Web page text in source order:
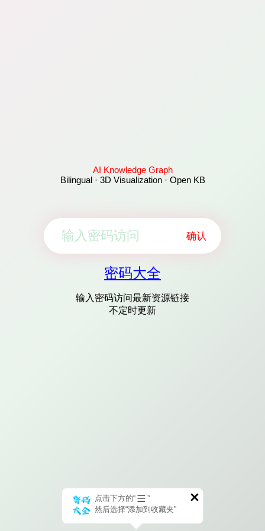
AI Knowledge Graph
Bilingual · 3D Visualization · Open KB
确认
密码大全
输入密码访问最新资源链接
不定时更新
点击下方的“
”
然后选择“添加到收藏夹”